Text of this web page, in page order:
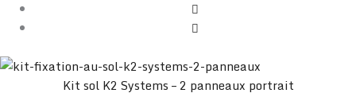
Kit sol K2 Systems – 2 panneaux portrait